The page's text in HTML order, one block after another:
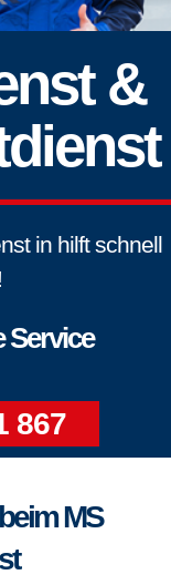
&
in hilft schnell
Service
867
MS